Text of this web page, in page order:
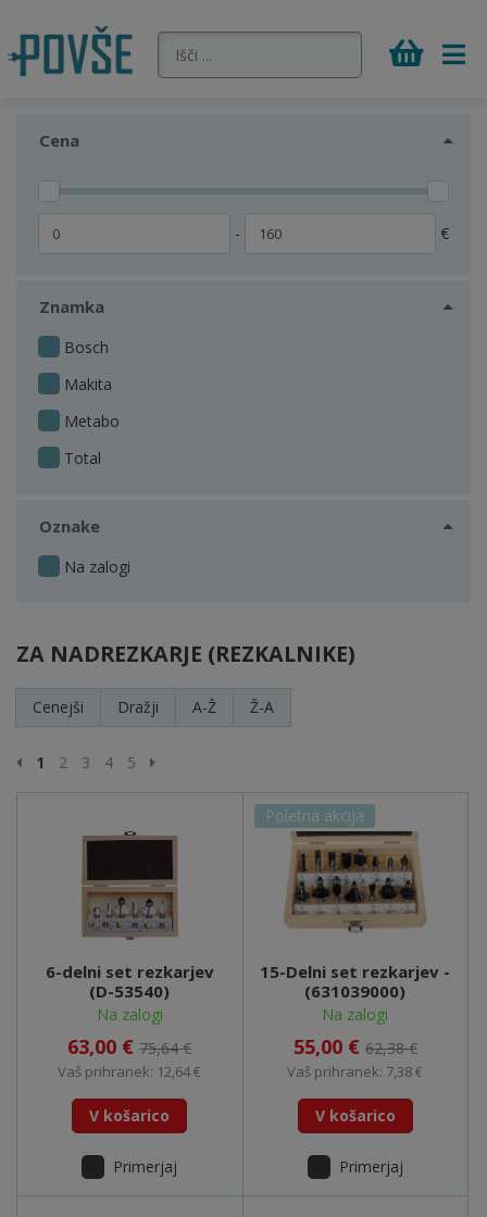
Cena
- €
Znamka
Bosch
Makita
Metabo
Total
Oznake
Na zalogi
ZA NADREZKARJE (REZKALNIKE)
Cenejši Dražji A-Ž Ž-A
Prejšnja stran
1 2 3 4 5 Naslednja stran
6-delni set rezkarjev
(D-53540)
Na zalogi
63,00 €75,64 €
Vaš prihranek: 12,64 €
V košarico
Primerjaj
15-Delni set rezkarjev -
(631039000)
Na zalogi
55,00 € 62,38 €
Vaš prihranek: 7,38 €
V košarico
Primerjaj
Poletna akcija